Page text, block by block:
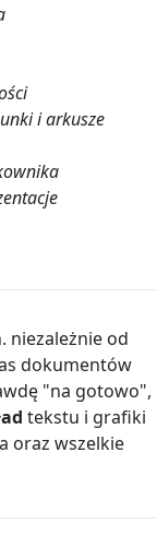
i arkusze
niezależnie od
dokumentów
"na gotowo",
tekstu i grafiki
oraz wszelkie